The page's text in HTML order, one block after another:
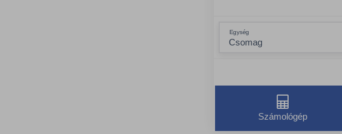
Egység
Számológép